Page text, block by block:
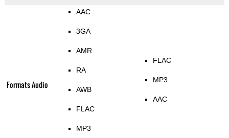
Formats Audio
AAC
3GA
AMR
RA
AWB
FLAC
MP3
FLAC
MP3
AAC